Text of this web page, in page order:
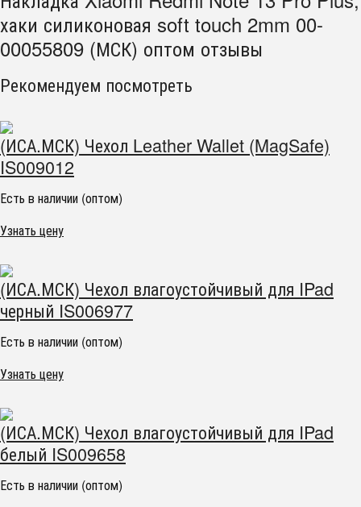
хаки силиконовая soft touch 2mm 00-
00055809 (МСК) оптом отзывы
Рекомендуем посмотреть
(ИСА.МСК) Чехол Leather Wallet (MagSafe)
IS009012
Есть в наличии (оптом)
Узнать цену
(ИСА.МСК) Чехол влагоустойчивый для IPad
черный IS006977
Есть в наличии (оптом)
Узнать цену
(ИСА.МСК) Чехол влагоустойчивый для IPad
белый IS009658
Есть в наличии (оптом)